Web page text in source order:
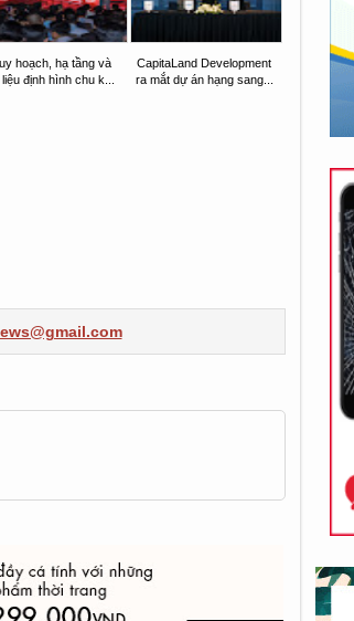
hoạch, hạ tầng và
định hình chu k...
CapitaLand Development
ra mắt dự án hạng sang...